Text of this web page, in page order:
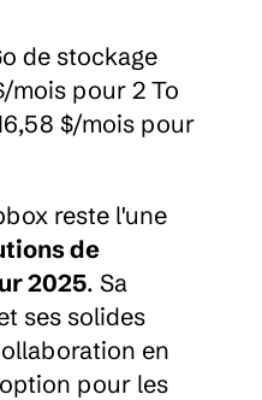
de stockage
mois pour 2 To
$/mois pour
reste l'une
de
2025. Sa
ses solides
en
pour les